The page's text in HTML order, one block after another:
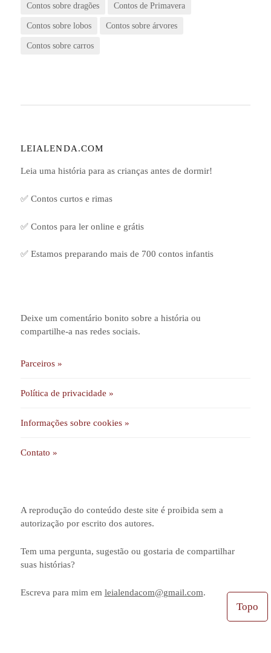
Contos sobre dragões Contos de Primavera
Contos sobre lobos Contos sobre árvores
Contos sobre carros
LEIALENDA.COM
Leia uma história para as crianças antes de dormir!
✅ Contos curtos e rimas
✅ Contos para ler online e grátis
✅ Estamos preparando mais de 700 contos infantis
Deixe um comentário bonito sobre a história ou
compartilhe-a nas redes sociais.
Parceiros »
Política de privacidade »
Informações sobre cookies »
Contato »
A reprodução do conteúdo deste site é proibida sem a
autorização por escrito dos autores.
Tem uma pergunta, sugestão ou gostaria de compartilhar
suas histórias?
Escreva para mim em leialendacom@gmail.com.
Topo